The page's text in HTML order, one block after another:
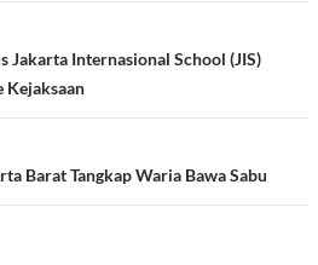
Jakarta Internasional School (JIS)
Kejaksaan
Barat Tangkap Waria Bawa Sabu